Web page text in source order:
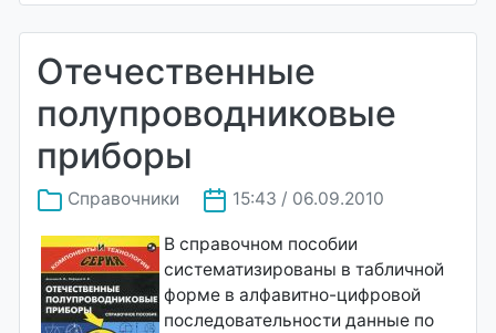
Отечественные
полупроводниковые
приборы
Справочники 15:43 / 06.09.2010
В справочном пособии
систематизированы в табличной
форме в алфавитно-цифровой
последовательности данные по